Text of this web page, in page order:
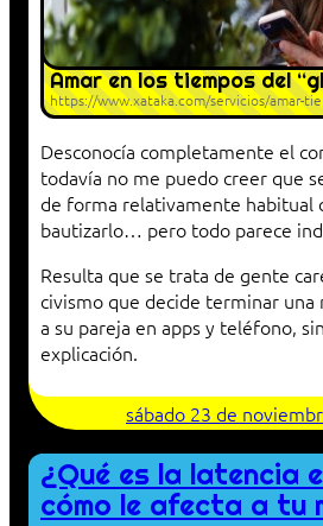
Amar en los tiempos del
https://www.xataka.com/servicios/amar-
Desconocía completamente el
todavía no me puedo creer que
de forma relativamente habitual
bautizarlo… pero todo parece
Resulta que se trata de gente
civismo que decide terminar una
a su pareja en apps y teléfono,
explicación.
sábado 23 de
¿Qué es la latencia
cómo le afecta a tu